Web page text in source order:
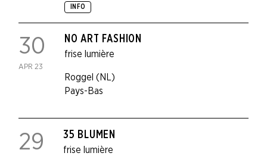
INFO
30
APR 23
frise lumière
NO ART FASHION
Roggel (NL)
Pays-Bas
29 frise lumière
35 BLUMEN